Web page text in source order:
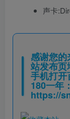
声卡
感谢您的
站发布页
手机打开
180一年：
https://